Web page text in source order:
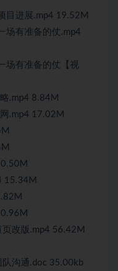
目进展.mp4 19.52M
场有准备的仗.mp4
场有准备的仗【视
.mp4 8.84M
.mp4 17.02M
15.34M
改版.mp4 56.42M
沟通.doc 35.00kb